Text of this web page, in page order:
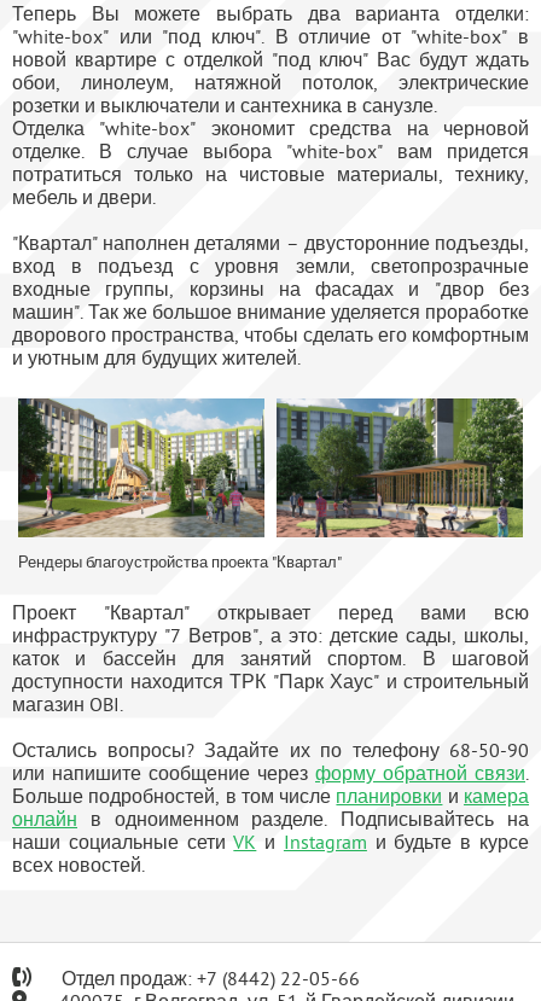
Теперь Вы можете выбрать два варианта отделки:
"white-box" или "под ключ". В отличие от "white-box" в
новой квартире с отделкой "под ключ" Вас будут ждать
обои, линолеум, натяжной потолок, электрические
розетки и выключатели и сантехника в санузле.
Отделка "white-box" экономит средства на черновой
отделке. В случае выбора "white-box" вам придется
потратиться только на чистовые материалы, технику,
мебель и двери.
"Квартал" наполнен деталями – двусторонние подъезды,
вход в подъезд с уровня земли, светопрозрачные
входные группы, корзины на фасадах и "двор без
машин". Так же большое внимание уделяется проработке
дворового пространства, чтобы сделать его комфортным
и уютным для будущих жителей.
Рендеры благоустройства проекта "Квартал"
Проект "Квартал" открывает перед вами всю
инфраструктуру "7 Ветров", а это: детские сады, школы,
каток и бассейн для занятий спортом. В шаговой
доступности находится ТРК "Парк Хаус" и строительный
магазин OBI.
Остались вопросы? Задайте их по телефону 68-50-90
или напишите сообщение через форму обратной связи.
Больше подробностей, в том числе планировки и камера
онлайн в одноименном разделе. Подписывайтесь на
наши социальные сетиVK и Instagram и будьте в курсе
всех новостей.
Отдел продаж: +7 (8442) 22-05-66